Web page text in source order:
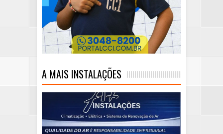
A MAIS INSTALAÇÕES